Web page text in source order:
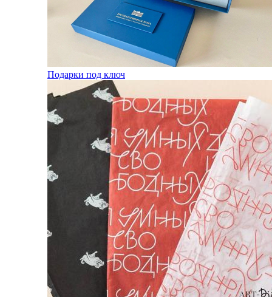
Подарки под ключ